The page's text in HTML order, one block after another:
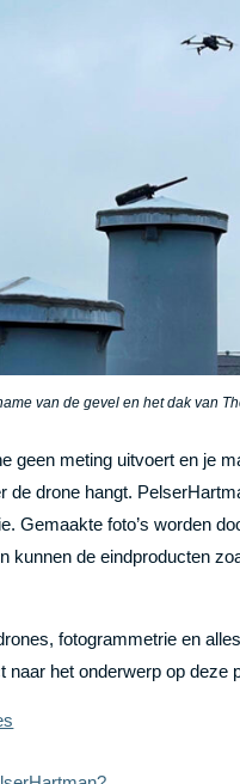
van de gevel en het dak van
geen meting uitvoert en je
de drone hangt.
Gemaakte foto’s worden
kunnen de eindproducten
fotogrammetrie en
naar het onderwerp op deze